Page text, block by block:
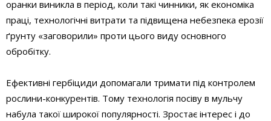
оранки виникла в період, коли такі чинники, як економіка
праці, технологічні витрати та підвищена небезпека ерозії
ґрунту «заговорили» проти цього виду основного
обробітку.
Ефективні гербіциди допомагали тримати під конт­ролем
рослини-конкурентів. Тому технологія посіву в мульчу
набула такої широкої популярно­сті. Зростає інтерес і до